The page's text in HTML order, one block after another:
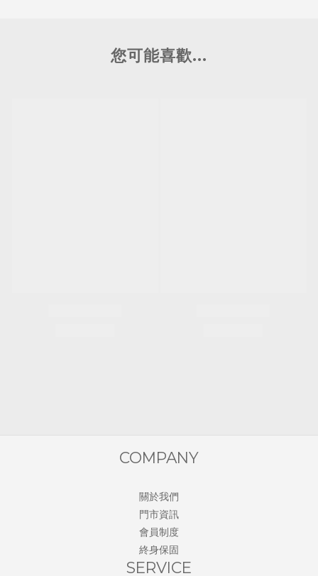
您可能喜歡...
COMPANY
關於我們
門市資訊
會員制度
終身保固
SERVICE